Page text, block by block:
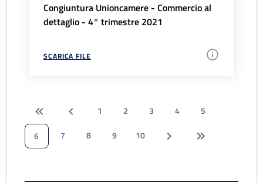
Congiuntura Unioncamere - Commercio al
dettaglio - 4° trimestre 2021
SCARICA FILE
1 2 3 4
5
6
7 8 9 10